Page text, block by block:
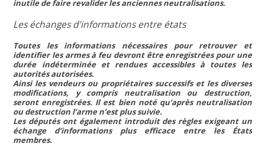
inutile de faire revalider les anciennes neutralisations.
Les échanges d’informations entre états
Toutes les informations nécessaires pour retrouver et
identifier les armes à feu devront être enregistrées pour une
durée indéterminée et rendues accessibles à toutes les
autorités autorisées.
Ainsi les vendeurs ou propriétaires successifs et les diverses
modifications, y compris neutralisation ou destruction,
seront enregistrées. Il est bien noté qu’après neutralisation
ou destruction l’arme n’est plus suivie.
Les députés ont également introduit des règles exigeant un
échange d’informations plus efficace entre les États
membres.